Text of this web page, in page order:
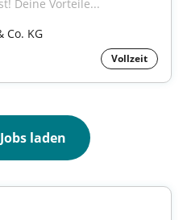
Deine Vorteile...
Co. KG
Vollzeit
laden